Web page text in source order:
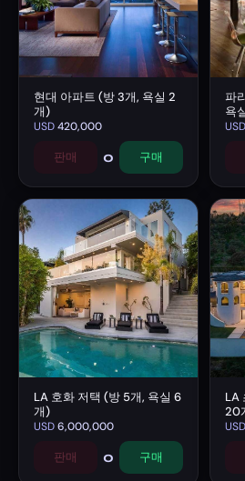
현대 아파트 (방 3개, 욕실 2
개)
USD420,000
판매 0 구매
파
욕
USD
LA 호화 저택 (방 5개, 욕실 6
개)
USD6,000,000
판매 0 구매
LA
20
USD